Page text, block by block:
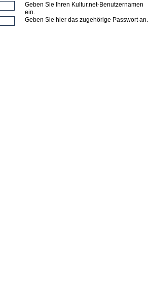
Geben Sie Ihren Kultur.net-Benutzernamen
ein.
Geben Sie hier das zugehörige Passwort an.